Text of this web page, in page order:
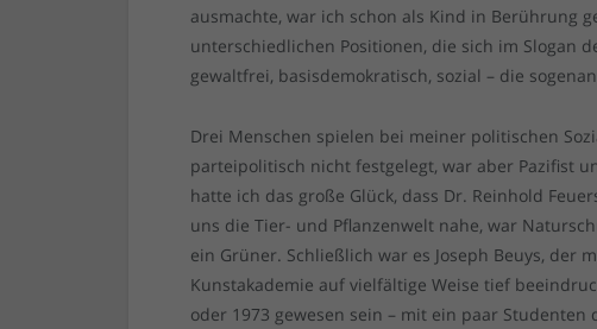
ausmachte, war ich schon als Kind in Berührung
unterschiedlichen Positionen, die sich im Slogan
gewaltfrei, basisdemokratisch, sozial – die
Drei Menschen spielen bei meiner politischen
parteipolitisch nicht festgelegt, war aber Pazifist
hatte ich das große Glück, dass Dr. Reinhold
uns die Tier- und Pflanzenwelt nahe, war
ein Grüner. Schließlich war es Joseph Beuys, der
Kunstakademie auf vielfältige Weise tief
oder 1973 gewesen sein – mit ein paar Studenten